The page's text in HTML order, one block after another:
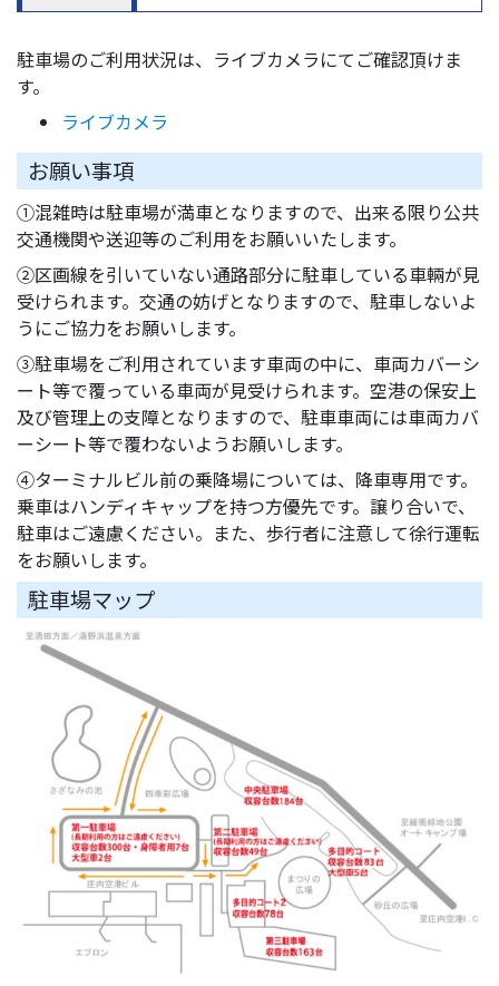
駐車場のご利用状況は、ライブカメラにてご確認頂けま
す。
ライブカメラ
お願い事項
①混雑時は駐車場が満車となりますので、出来る限り公共
交通機関や送迎等のご利用をお願いいたします。
②区画線を引いていない通路部分に駐車している車輛が見
受けられます。交通の妨げとなりますので、駐車しないよ
うにご協力をお願いします。
③駐車場をご利用されています車両の中に、車両カバーシ
ート等で覆っている車両が見受けられます。空港の保安上
及び管理上の支障となりますので、駐車車両には車両カバ
ーシート等で覆わないようお願いします。
④ターミナルビル前の乗降場については、降車専用です。
乗車はハンディキャップを持つ方優先です。譲り合いで、
駐車はご遠慮ください。また、歩行者に注意して徐行運転
をお願いします。
駐車場マップ